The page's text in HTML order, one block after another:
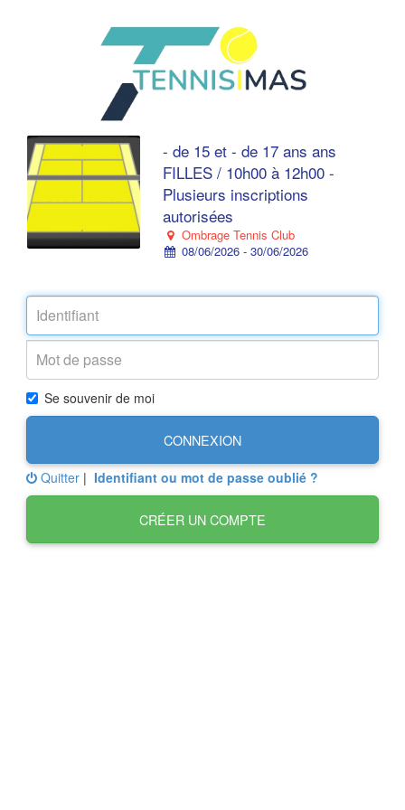
- de 15 et - de 17 ans ans
FILLES / 10h00 à 12h00 -
Plusieurs inscriptions
autorisées
Ombrage Tennis Club
08/06/2026 - 30/06/2026
Se souvenir de moi
CONNEXION
Quitter | Identifiant ou mot de passe oublié ?
CRÉER UN COMPTE